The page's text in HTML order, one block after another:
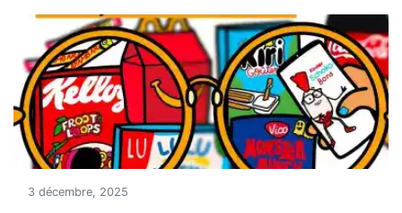
3 décembre, 2025